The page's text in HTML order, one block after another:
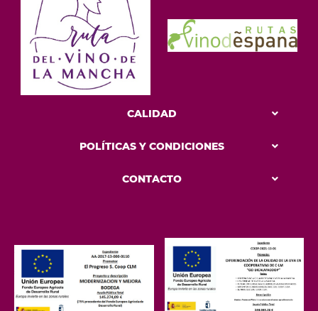
CALIDAD
POLÍTICAS Y CONDICIONES
CONTACTO